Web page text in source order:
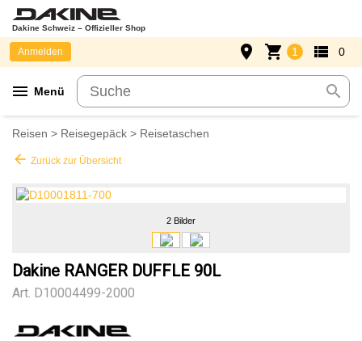
Dakine Schweiz – Offizieller Shop
menu Menü search
Anmelden place shopping_cart 1 view_list 0
Reisen > Reisegepäck > Reisetaschen
arrow_back Zurück zur Übersicht
2 Bilder
Dakine RANGER DUFFLE 90L
Art. D10004499-2000